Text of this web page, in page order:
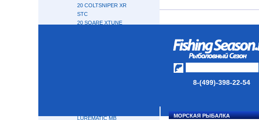
20 COLTSNIPER XR
STC
20 SOARE XTUNE
LUREMATIC MB
8-(499)-398-22-54
МОРСКАЯ РЫБАЛКА